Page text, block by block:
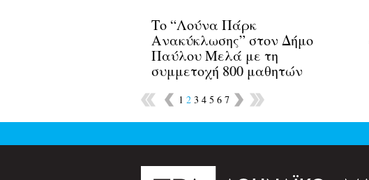
Το “Λούνα Πάρκ
Ανακύκλωσης” στον Δήμο
Παύλου Μελά με τη
συμμετοχή 800 μαθητών
1 2 3 4 5 6 7